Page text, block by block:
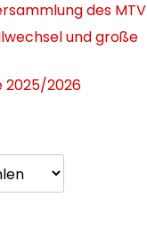
des MTV
und große
2025/2026